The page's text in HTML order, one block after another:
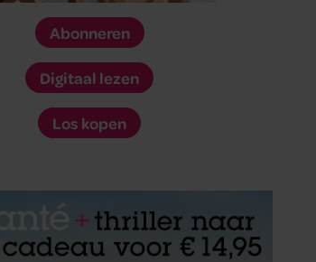
Abonneren
Digitaal lezen
Los kopen